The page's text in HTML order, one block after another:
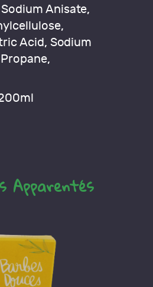
Anisate,
Acid, Sodium
Apparentés